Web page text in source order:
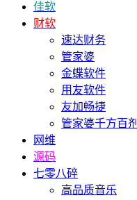
佳软
财软
速达财务
管家婆
金蝶软件
用友软件
友加畅捷
管家婆千方百剂
网维
源码
七零八碎
高品质音乐